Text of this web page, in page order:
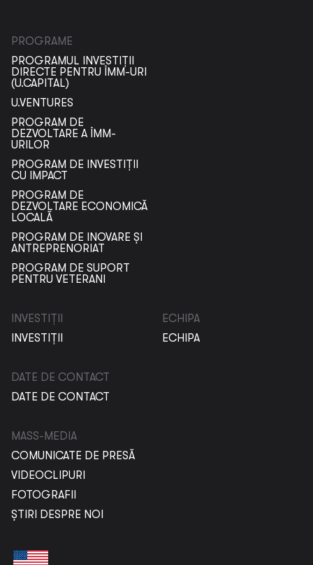
PROGRAME
PROGRAMUL INVESTIȚII
DIRECTE PENTRU ÎMM-URI
(U.CAPITAL)
U.VENTURES
PROGRAM DE
DEZVOLTARE A ÎMM-
URILOR
PROGRAM DE INVESTIȚII
CU IMPACT
PROGRAM DE
DEZVOLTARE ECONOMICĂ
LOCALĂ
PROGRAM DE INOVARE ȘI
ANTREPRENORIAT
PROGRAM DE SUPORT
PENTRU VETERANI
INVESTIȚII
INVESTIȚII
ECHIPA
ECHIPA
DATE DE CONTACT
DATE DE CONTACT
MASS-MEDIA
COMUNICATE DE PRESĂ
VIDEOCLIPURI
FOTOGRAFII
ȘTIRI DESPRE NOI